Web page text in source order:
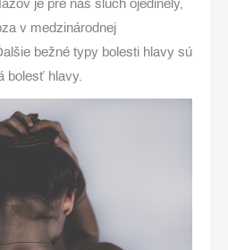
je pre náš sluch ojedinelý,
v medzinárodnej
bežné typy bolesti hlavy sú
bolesť hlavy.